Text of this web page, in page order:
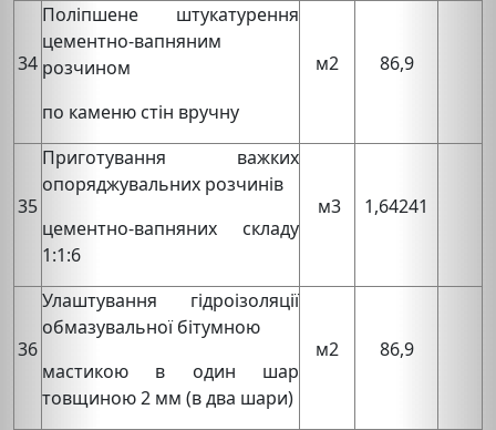
34
Поліпшене штукатурення
цементно-вапняним
розчином
по каменю стін вручну
м2 86,9
35
Приготування важких
опоряджувальних розчинів
цементно-вапняних складу
1:1:6
м3 1,64241
36
Улаштування гідроізоляції
обмазувальної бітумною
мастикою в один шар
товщиною 2 мм (в два шари)
м2 86,9